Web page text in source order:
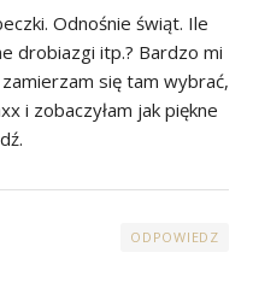
Odnośnie świąt. Ile
drobiazgi itp.? Bardzo mi
się tam wybrać,
i zobaczyłam jak piękne
ODPOWIEDZ